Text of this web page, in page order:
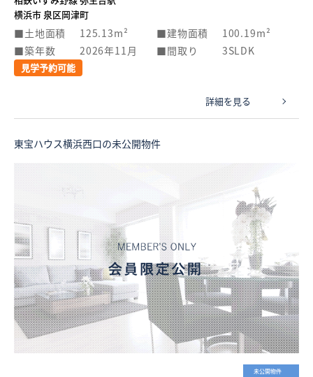
横浜市 泉区岡津町
土地面積 125.13m² 建物面積
100.19m²
築年数
2026年11月 間取り 3SLDK
見学予約可能
詳細を見る
東宝ハウス横浜西口の未公開物件
未公開物件